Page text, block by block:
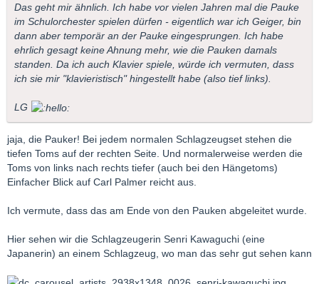
Das geht mir ähnlich. Ich habe vor vielen Jahren mal die Pauke
im Schulorchester spielen dürfen - eigentlich war ich Geiger, bin
dann aber temporär an der Pauke eingesprungen. Ich habe
ehrlich gesagt keine Ahnung mehr, wie die Pauken damals
standen. Da ich auch Klavier spiele, würde ich vermuten, dass
ich sie mir "klavieristisch" hingestellt habe (also tief links).
LG
jaja, die Pauker! Bei jedem normalen Schlagzeugset stehen die
tiefen Toms auf der rechten Seite. Und normalerweise werden die
Toms von links nach rechts tiefer (auch bei den Hängetoms)
Einfacher Blick auf Carl Palmer reicht aus.
Ich vermute, dass das am Ende von den Pauken abgeleitet wurde.
Hier sehen wir die Schlagzeugerin Senri Kawaguchi (eine
Japanerin) an einem Schlagzeug, wo man das sehr gut sehen kann